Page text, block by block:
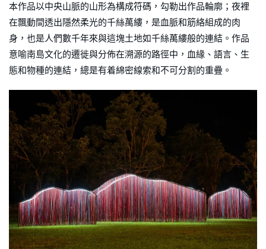
本作品以中央山脈的山形為構成符碼，勾勒出作品輪廓；夜裡
在飄動間透出隱然柔光的千絲萬縷，是血脈和筋絡組成的肉
身，也是人們數千年來與這塊土地如千絲萬縷般的連結。作品
意喻南島文化的遷徙與分佈在溯源的路徑中，血緣、語言、生
態和物種的連結，總是有着綿密線索和不可分割的重疊。